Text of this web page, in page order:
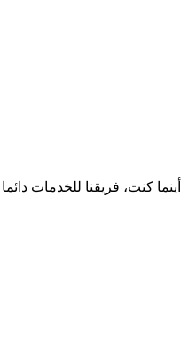
أينما كنت، فريقنا للخدمات